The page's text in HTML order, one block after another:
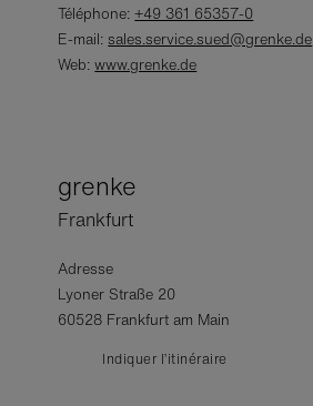
Téléphone:+49 361 65357-0
E-mail: sales.service.sued@grenke.de
Web:www.grenke.de
grenke
Frankfurt
Adresse
Lyoner Straße 20
60528 Frankfurt am Main
Indiquer l’itinéraire